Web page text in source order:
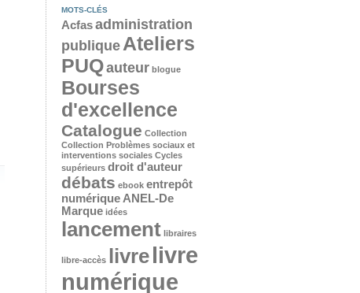
MOTS-CLÉS
Acfasadministration
publique Ateliers
PUQauteur blogue
Bourses
d'excellence
Catalogue Collection
Collection Problèmes sociaux et
interventions sociales Cycles
supérieurs droit d'auteur
débats ebook entrepôt
numérique ANEL-De
Marque idées
lancement libraires
libre-accès livrelivre
numérique